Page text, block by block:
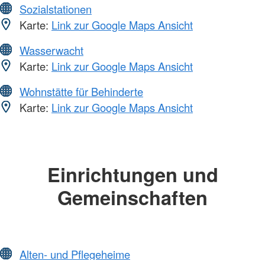
Sozialstationen
Karte: Link zur Google Maps Ansicht
Wasserwacht
Karte: Link zur Google Maps Ansicht
Wohnstätte für Behinderte
Karte: Link zur Google Maps Ansicht
Einrichtungen und
Gemeinschaften
Alten- und Pflegeheime